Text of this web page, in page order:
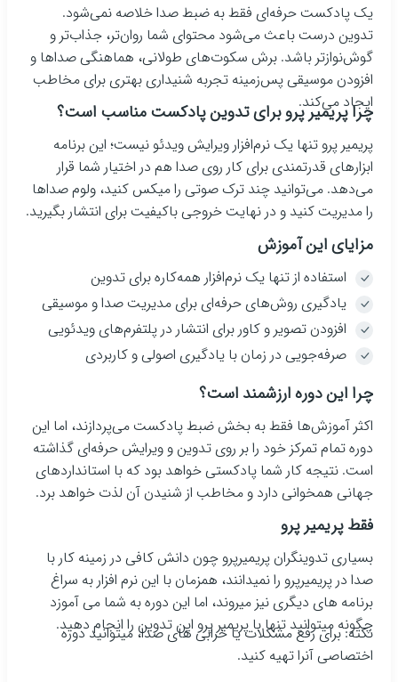
یک پادکست حرفه‌ای فقط به ضبط صدا خلاصه نمی‌شود.
تدوین درست باعث می‌شود محتوای شما روان‌تر، جذاب‌تر و
گوش‌نوازتر باشد. برش سکوت‌های طولانی، هماهنگی صداها و
افزودن موسیقی پس‌زمینه تجربه شنیداری بهتری برای مخاطب
ایجاد می‌کند.
چرا پریمیر پرو برای تدوین پادکست مناسب است؟
پریمیر پرو تنها یک نرم‌افزار ویرایش ویدئو نیست؛ این برنامه
ابزارهای قدرتمندی برای کار روی صدا هم در اختیار شما قرار
می‌دهد. می‌توانید چند ترک صوتی را میکس کنید، ولوم صداها
را مدیریت کنید و در نهایت خروجی باکیفیت برای انتشار بگیرید.
مزایای این آموزش
استفاده از تنها یک نرم‌افزار همه‌کاره برای تدوین
یادگیری روش‌های حرفه‌ای برای مدیریت صدا و موسیقی
افزودن تصویر و کاور برای انتشار در پلتفرم‌های ویدئویی
صرفه‌جویی در زمان با یادگیری اصولی و کاربردی
چرا این دوره ارزشمند است؟
اکثر آموزش‌ها فقط به بخش ضبط پادکست می‌پردازند، اما این
دوره تمام تمرکز خود را بر روی تدوین و ویرایش حرفه‌ای گذاشته
است. نتیجه کار شما پادکستی خواهد بود که با استانداردهای
جهانی همخوانی دارد و مخاطب از شنیدن آن لذت خواهد برد.
فقط پریمیر پرو
بسیاری تدوینگران پریمیرپرو چون دانش کافی در زمینه کار با
صدا در پریمیرپرو را نمیدانند، همزمان با این نرم افزار به سراغ
برنامه های دیگری نیز میروند، اما این دوره به شما می آموزد
چگونه میتوانید تنها با پریمیر پرو این تدوین را انجام دهید.
نکته: برای رفع مشکلات یا خرابی های صدا، میتوانید دوره
اختصاصی آنرا تهیه کنید.